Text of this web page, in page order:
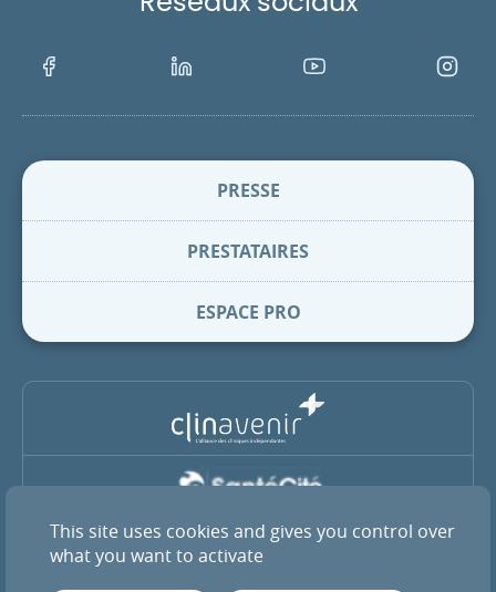
Facebook LinkedIn Youtube
PRESSE
PRESTATAIRES
ESPACE PRO
La Clinique Pasteur est membre du groupe coopératif SantéCité
et de l’alliance ClinAvenir
This site uses cookies and gives you control over
what you want to activate